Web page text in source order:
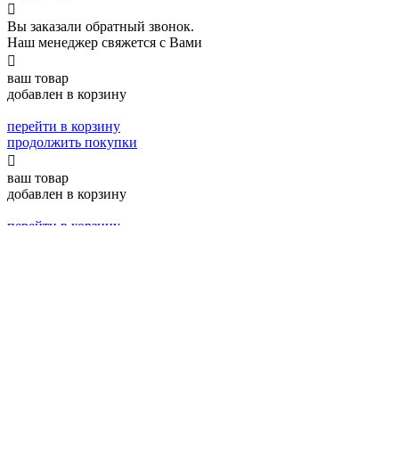

Вы заказали обратный звонок.
Наш менеджер свяжется с Вами

ваш товар
добавлен в корзину
перейти в корзину
продолжить покупки

ваш товар
добавлен в корзину
перейти в корзину